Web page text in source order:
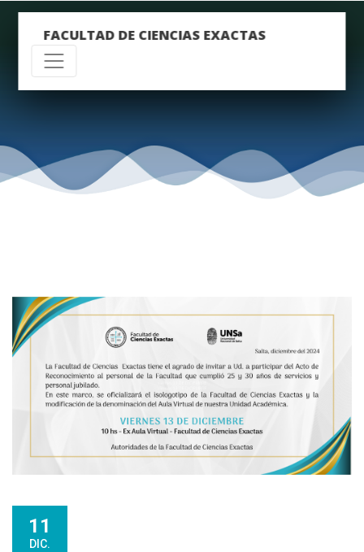
FACULTAD DE CIENCIAS EXACTAS
11
DIC.